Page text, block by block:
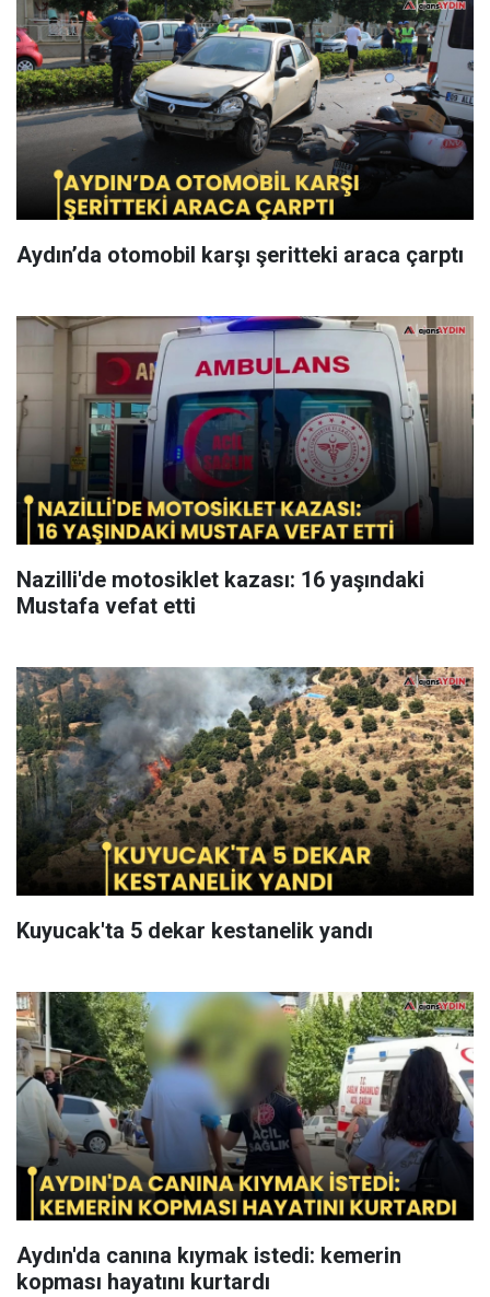
Aydın’da otomobil karşı şeritteki araca çarptı
Nazilli'de motosiklet kazası: 16 yaşındaki
Mustafa vefat etti
Kuyucak'ta 5 dekar kestanelik yandı
Aydın'da canına kıymak istedi: kemerin
kopması hayatını kurtardı